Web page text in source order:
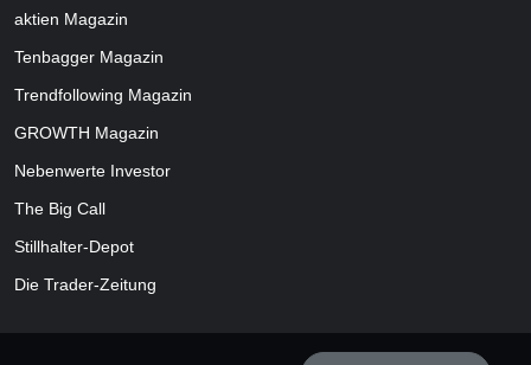
aktien Magazin
Tenbagger Magazin
Trendfollowing Magazin
GROWTH Magazin
Nebenwerte Investor
The Big Call
Stillhalter-Depot
Die Trader-Zeitung